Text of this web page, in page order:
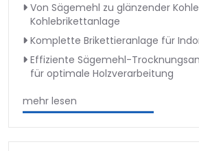
Von Sägemehl zu glänzender
Kohlebrikettanlage
Komplette Brikettieranlage für
Effiziente Sägemehl-
für optimale Holzverarbeitung
mehr lesen